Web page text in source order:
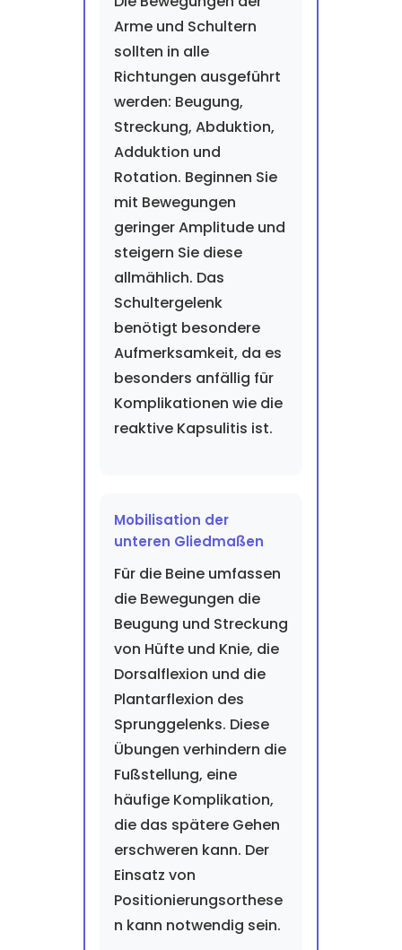
Arme und Schultern
sollten in alle
Richtungen ausgeführt
werden: Beugung,
Streckung, Abduktion,
Adduktion und
Rotation. Beginnen Sie
mit Bewegungen
geringer Amplitude und
steigern Sie diese
allmählich. Das
Schultergelenk
benötigt besondere
Aufmerksamkeit, da es
besonders anfällig für
Komplikationen wie die
reaktive Kapsulitis ist.
Mobilisation der
unteren Gliedmaßen
Für die Beine umfassen
die Bewegungen die
Beugung und Streckung
von Hüfte und Knie, die
Dorsalflexion und die
Plantarflexion des
Sprunggelenks. Diese
Übungen verhindern die
Fußstellung, eine
häufige Komplikation,
die das spätere Gehen
erschweren kann. Der
Einsatz von
Positionierungsorthese
n kann notwendig sein.